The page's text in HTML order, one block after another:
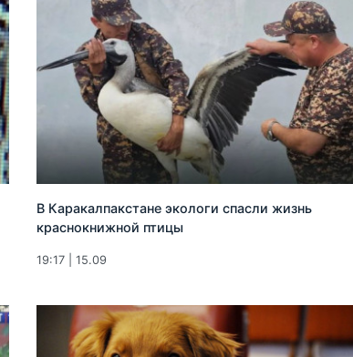
В Каракалпакстане экологи спасли жизнь
краснокнижной птицы
19:17 | 15.09